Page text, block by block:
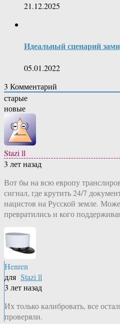
21.12.2025
Идеальный сценарий
05.01.2022
3 Комментарий
старые
новые
Stazi ll
3 лет назад
Вот бы на всю европу
сигнал, где крутить 24/7
нацистов на Русской земле.
превратились и кого
Henren
для Stazi ll
3 лет назад
Их только калибровать, все
проверяли.